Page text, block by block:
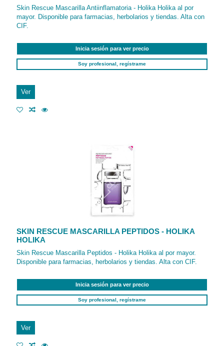
Skin Rescue Mascarilla Antiinflamatoria - Holika Holika al por
mayor. Disponible para farmacias, herbolarios y tiendas. Alta con
CIF.
Inicia sesión para ver precio
Soy profesional, regístrame
Ver
SKIN RESCUE MASCARILLA PEPTIDOS - HOLIKA
HOLIKA
Skin Rescue Mascarilla Peptidos - Holika Holika al por mayor.
Disponible para farmacias, herbolarios y tiendas. Alta con CIF.
Inicia sesión para ver precio
Soy profesional, regístrame
Ver